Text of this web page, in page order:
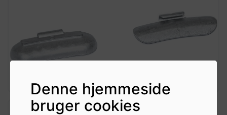
Denne hjemmeside
bruger cookies